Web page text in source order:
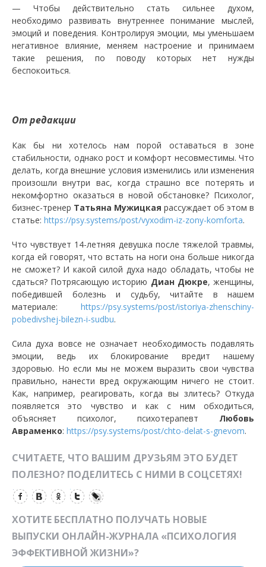
— Чтобы действительно стать сильнее духом,
необходимо развивать внутреннее понимание мыслей,
эмоций и поведения. Контролируя эмоции, мы уменьшаем
негативное влияние, меняем настроение и принимаем
такие решения, по поводу которых нет нужды
беспокоиться.
От редакции
Как бы ни хотелось нам порой оставаться в зоне
стабильности, однако рост и комфорт несовместимы. Что
делать, когда внешние условия изменились или изменения
произошли внутри вас, когда страшно все потерять и
некомфортно оказаться в новой обстановке? Психолог,
бизнес-тренер Татьяна Мужицкая рассуждает об этом в
статье: https://psy.systems/post/vyxodim-iz-zony-komforta.
Что чувствует 14-летняя девушка после тяжелой травмы,
когда ей говорят, что встать на ноги она больше никогда
не сможет? И какой силой духа надо обладать, чтобы не
сдаться? Потрясающую историю Диан Дюкре, женщины,
победившей болезнь и судьбу, читайте в нашем
материале: https://psy.systems/post/istoriya-zhenschiny-
pobedivshej-bilezn-i-sudbu.
Сила духа вовсе не означает необходимость подавлять
эмоции, ведь их блокирование вредит нашему
здоровью. Но если мы не можем выразить свои чувства
правильно, нанести вред окружающим ничего не стоит.
Как, например, реагировать, когда вы злитесь? Откуда
появляется это чувство и как с ним обходиться,
объясняет психолог, психотерапевт Любовь
Авраменко: https://psy.systems/post/chto-delat-s-gnevom.
СЧИТАЕТЕ, ЧТО ВАШИМ ДРУЗЬЯМ ЭТО БУДЕТ
ПОЛЕЗНО? ПОДЕЛИТЕСЬ С НИМИ В СОЦСЕТЯХ!
ХОТИТЕ БЕСПЛАТНО ПОЛУЧАТЬ НОВЫЕ
ВЫПУСКИ ОНЛАЙН-ЖУРНАЛА «ПСИХОЛОГИЯ
ЭФФЕКТИВНОЙ ЖИЗНИ»?